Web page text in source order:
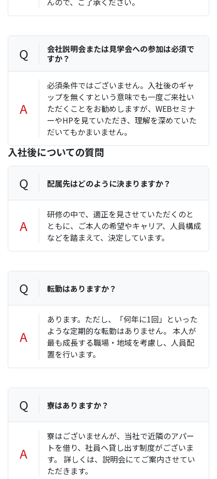
Q
会社説明会または見学会への参加は必須で
すか？
A
必須条件ではございません。入社後のギャ
ップを無くすという意味でも一度ご来社い
ただくことをお勧めしますが、WEBセミナ
ーやHPを見ていただき、理解を深めていた
だいてもかまいません。
入社後についての質問
Q 配属先はどのように決まりますか？
A
研修の中で、適正を見させていただくのと
ともに、ご本人の希望やキャリア、人員構成
などを踏まえて、決定しています。
Q 転勤はありますか？
A
あります。ただし、「何年に1回」といった
ような定期的な転勤はありません。 本人が
最も成長する職場・地域を考慮し、人員配
置を行います。
Q 寮はありますか？
A
寮はございませんが、当社で近隣のアパー
トを借り、社員へ貸し出す制度がございま
す。 詳しくは、説明会にてご案内させてい
ただきます。